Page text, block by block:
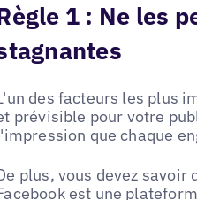
1 : Ne les
des facteurs les plus
prévisible pour votre
que chaque
plus, vous devez
est une